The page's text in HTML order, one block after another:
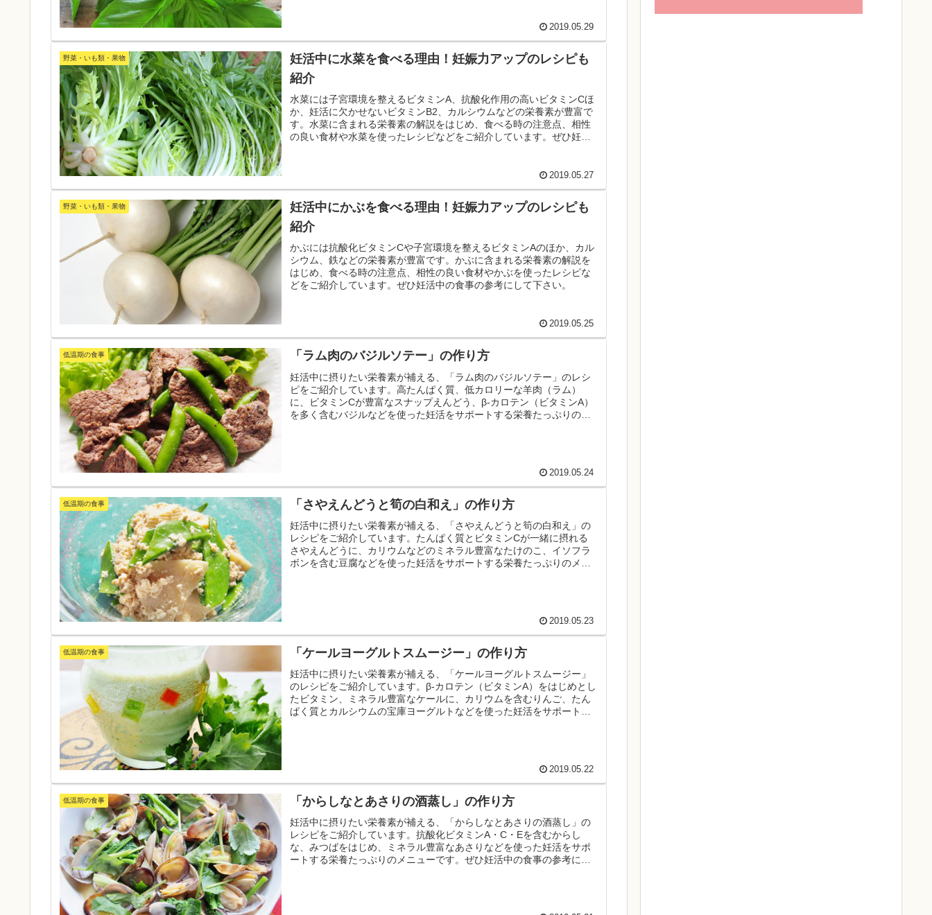
2019.05.29
野菜・いも類・果物
妊活中に水菜を食べる理由！妊娠力アップのレシピも
紹介
水菜には子宮環境を整えるビタミンA、抗酸化作用の高いビタミンCほ
か、妊活に欠かせないビタミンB2、カルシウムなどの栄養素が豊富で
す。水菜に含まれる栄養素の解説をはじめ、食べる時の注意点、相性
の良い食材や水菜を使ったレシピなどをご紹介しています。ぜひ妊活
2019.05.27
野菜・いも類・果物
妊活中にかぶを食べる理由！妊娠力アップのレシピも
紹介
かぶには抗酸化ビタミンCや子宮環境を整えるビタミンAのほか、カル
シウム、鉄などの栄養素が豊富です。かぶに含まれる栄養素の解説を
はじめ、食べる時の注意点、相性の良い食材やかぶを使ったレシピな
どをご紹介しています。ぜひ妊活中の食事の参考にして下さい。
2019.05.25
低温期の食事 「ラム肉のバジルソテー」の作り方
妊活中に摂りたい栄養素が補える、「ラム肉のバジルソテー」のレシ
ピをご紹介しています。高たんぱく質、低カロリーな羊肉（ラム）
に、ビタミンCが豊富なスナップえんどう、β-カロテン（ビタミンA）
を多く含むバジルなどを使った妊活をサポートする栄養たっぷりのメ
2019.05.24
低温期の食事 「さやえんどうと筍の白和え」の作り方
妊活中に摂りたい栄養素が補える、「さやえんどうと筍の白和え」の
レシピをご紹介しています。たんぱく質とビタミンCが一緒に摂れる
さやえんどうに、カリウムなどのミネラル豊富なたけのこ、イソフラ
ボンを含む豆腐などを使った妊活をサポートする栄養たっぷりのメニ
2019.05.23
低温期の食事 「ケールヨーグルトスムージー」の作り方
妊活中に摂りたい栄養素が補える、「ケールヨーグルトスムージー」
のレシピをご紹介しています。β-カロテン（ビタミンA）をはじめとし
たビタミン、ミネラル豊富なケールに、カリウムを含むりんご、たん
ぱく質とカルシウムの宝庫ヨーグルトなどを使った妊活をサポートす
2019.05.22
低温期の食事 「からしなとあさりの酒蒸し」の作り方
妊活中に摂りたい栄養素が補える、「からしなとあさりの酒蒸し」の
レシピをご紹介しています。抗酸化ビタミンA・C・Eを含むからし
な、みつばをはじめ、ミネラル豊富なあさりなどを使った妊活をサポ
ートする栄養たっぷりのメニューです。ぜひ妊活中の食事の参考にし